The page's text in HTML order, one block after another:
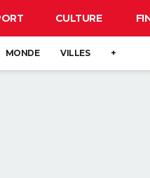
CULTURE
MONDE VILLES +